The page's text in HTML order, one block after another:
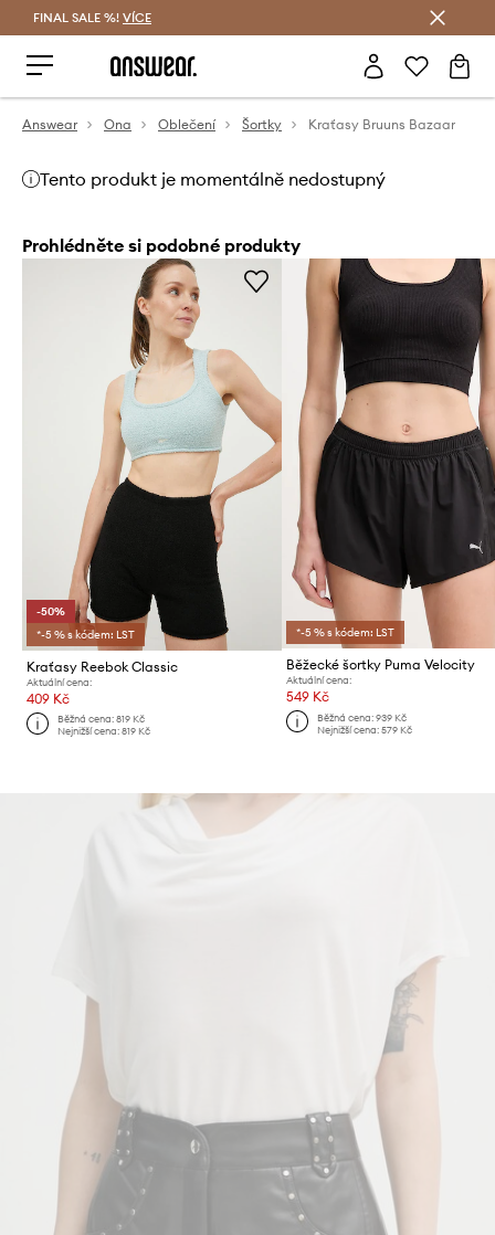
FINAL SALE %! VÍCE
Answear Ona Oblečení Šortky Kraťasy Bruuns Bazaar
Tento produkt je momentálně nedostupný
Prohlédněte si podobné produkty
-50%
*-5 % s kódem: LST
Kraťasy Reebok Classic
Aktuální cena:
409 Kč
Běžná cena:819 Kč
Nejnižší cena:819 Kč
*-5 % s kódem: LST
Běžecké šortky Puma Velocity
Aktuální cena:
549 Kč
Běžná cena: 939 Kč
Nejnižší cena: 579 Kč